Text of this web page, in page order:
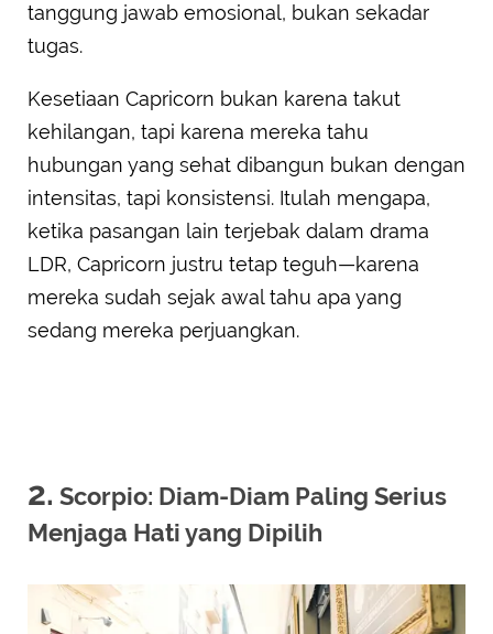
tanggung jawab emosional, bukan sekadar
tugas.
Kesetiaan Capricorn bukan karena takut
kehilangan, tapi karena mereka tahu
hubungan yang sehat dibangun bukan dengan
intensitas, tapi konsistensi. Itulah mengapa,
ketika pasangan lain terjebak dalam drama
LDR, Capricorn justru tetap teguh—karena
mereka sudah sejak awal tahu apa yang
sedang mereka perjuangkan.
2. Scorpio: Diam-Diam Paling Serius
Menjaga Hati yang Dipilih